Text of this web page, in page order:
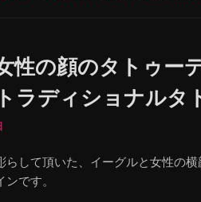
性の顔のタトゥー
ラディショナルタ
らして頂いた、イーグルと女性の
です。